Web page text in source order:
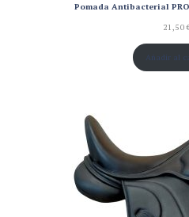
Pomada Antibacterial
21,50
Añadir al